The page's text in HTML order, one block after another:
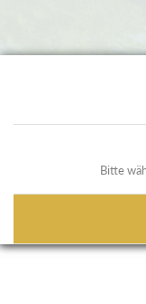
Bitte